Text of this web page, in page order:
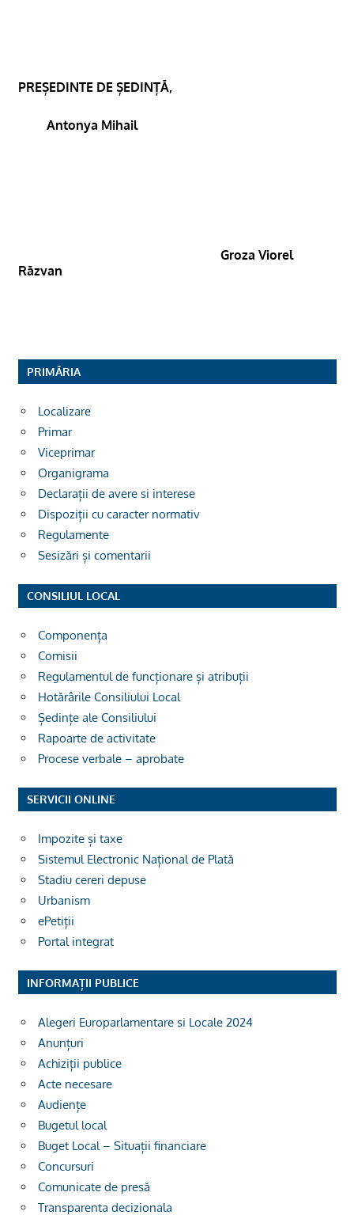
PREȘEDINTE DE ȘEDINȚĂ,
Antonya Mihail
Groza Viorel
Răzvan
PRIMĂRIA
Localizare
Primar
Viceprimar
Organigrama
Declarații de avere si interese
Dispoziții cu caracter normativ
Regulamente
Sesizări și comentarii
CONSILIUL LOCAL
Componența
Comisii
Regulamentul de funcționare și atribuții
Hotărârile Consiliului Local
Ședințe ale Consiliului
Rapoarte de activitate
Procese verbale – aprobate
SERVICII ONLINE
Impozite și taxe
Sistemul Electronic Național de Plată
Stadiu cereri depuse
Urbanism
ePetiții
Portal integrat
INFORMAȚII PUBLICE
Alegeri Europarlamentare si Locale 2024
Anunțuri
Achiziții publice
Acte necesare
Audiențe
Bugetul local
Buget Local – Situații financiare
Concursuri
Comunicate de presă
Transparenta decizionala